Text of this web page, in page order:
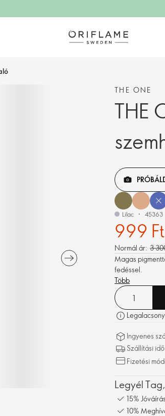
THE ONE
THE
Lilac 45363
999 Ft
Normál ár: 3
Magas
fedéssel.
Több
Ingyenes
Szállítási
Fizetési
Legyél
15%
10%